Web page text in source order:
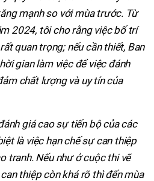
mạnh so với mùa trước. Từ
2024, tôi cho rằng việc bố trí
quan trọng; nếu cần thiết, Ban
gian làm việc để việc đánh
chất lượng và uy tín của
giá cao sự tiến bộ của các
là việc hạn chế sự can thiệp
tranh. Nếu như ở cuộc thi vẽ
thiệp còn khá rõ thì đến mùa